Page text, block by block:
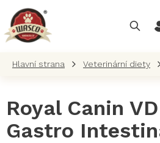
obsah
Veterinární diety
Royal Canin
Gastro